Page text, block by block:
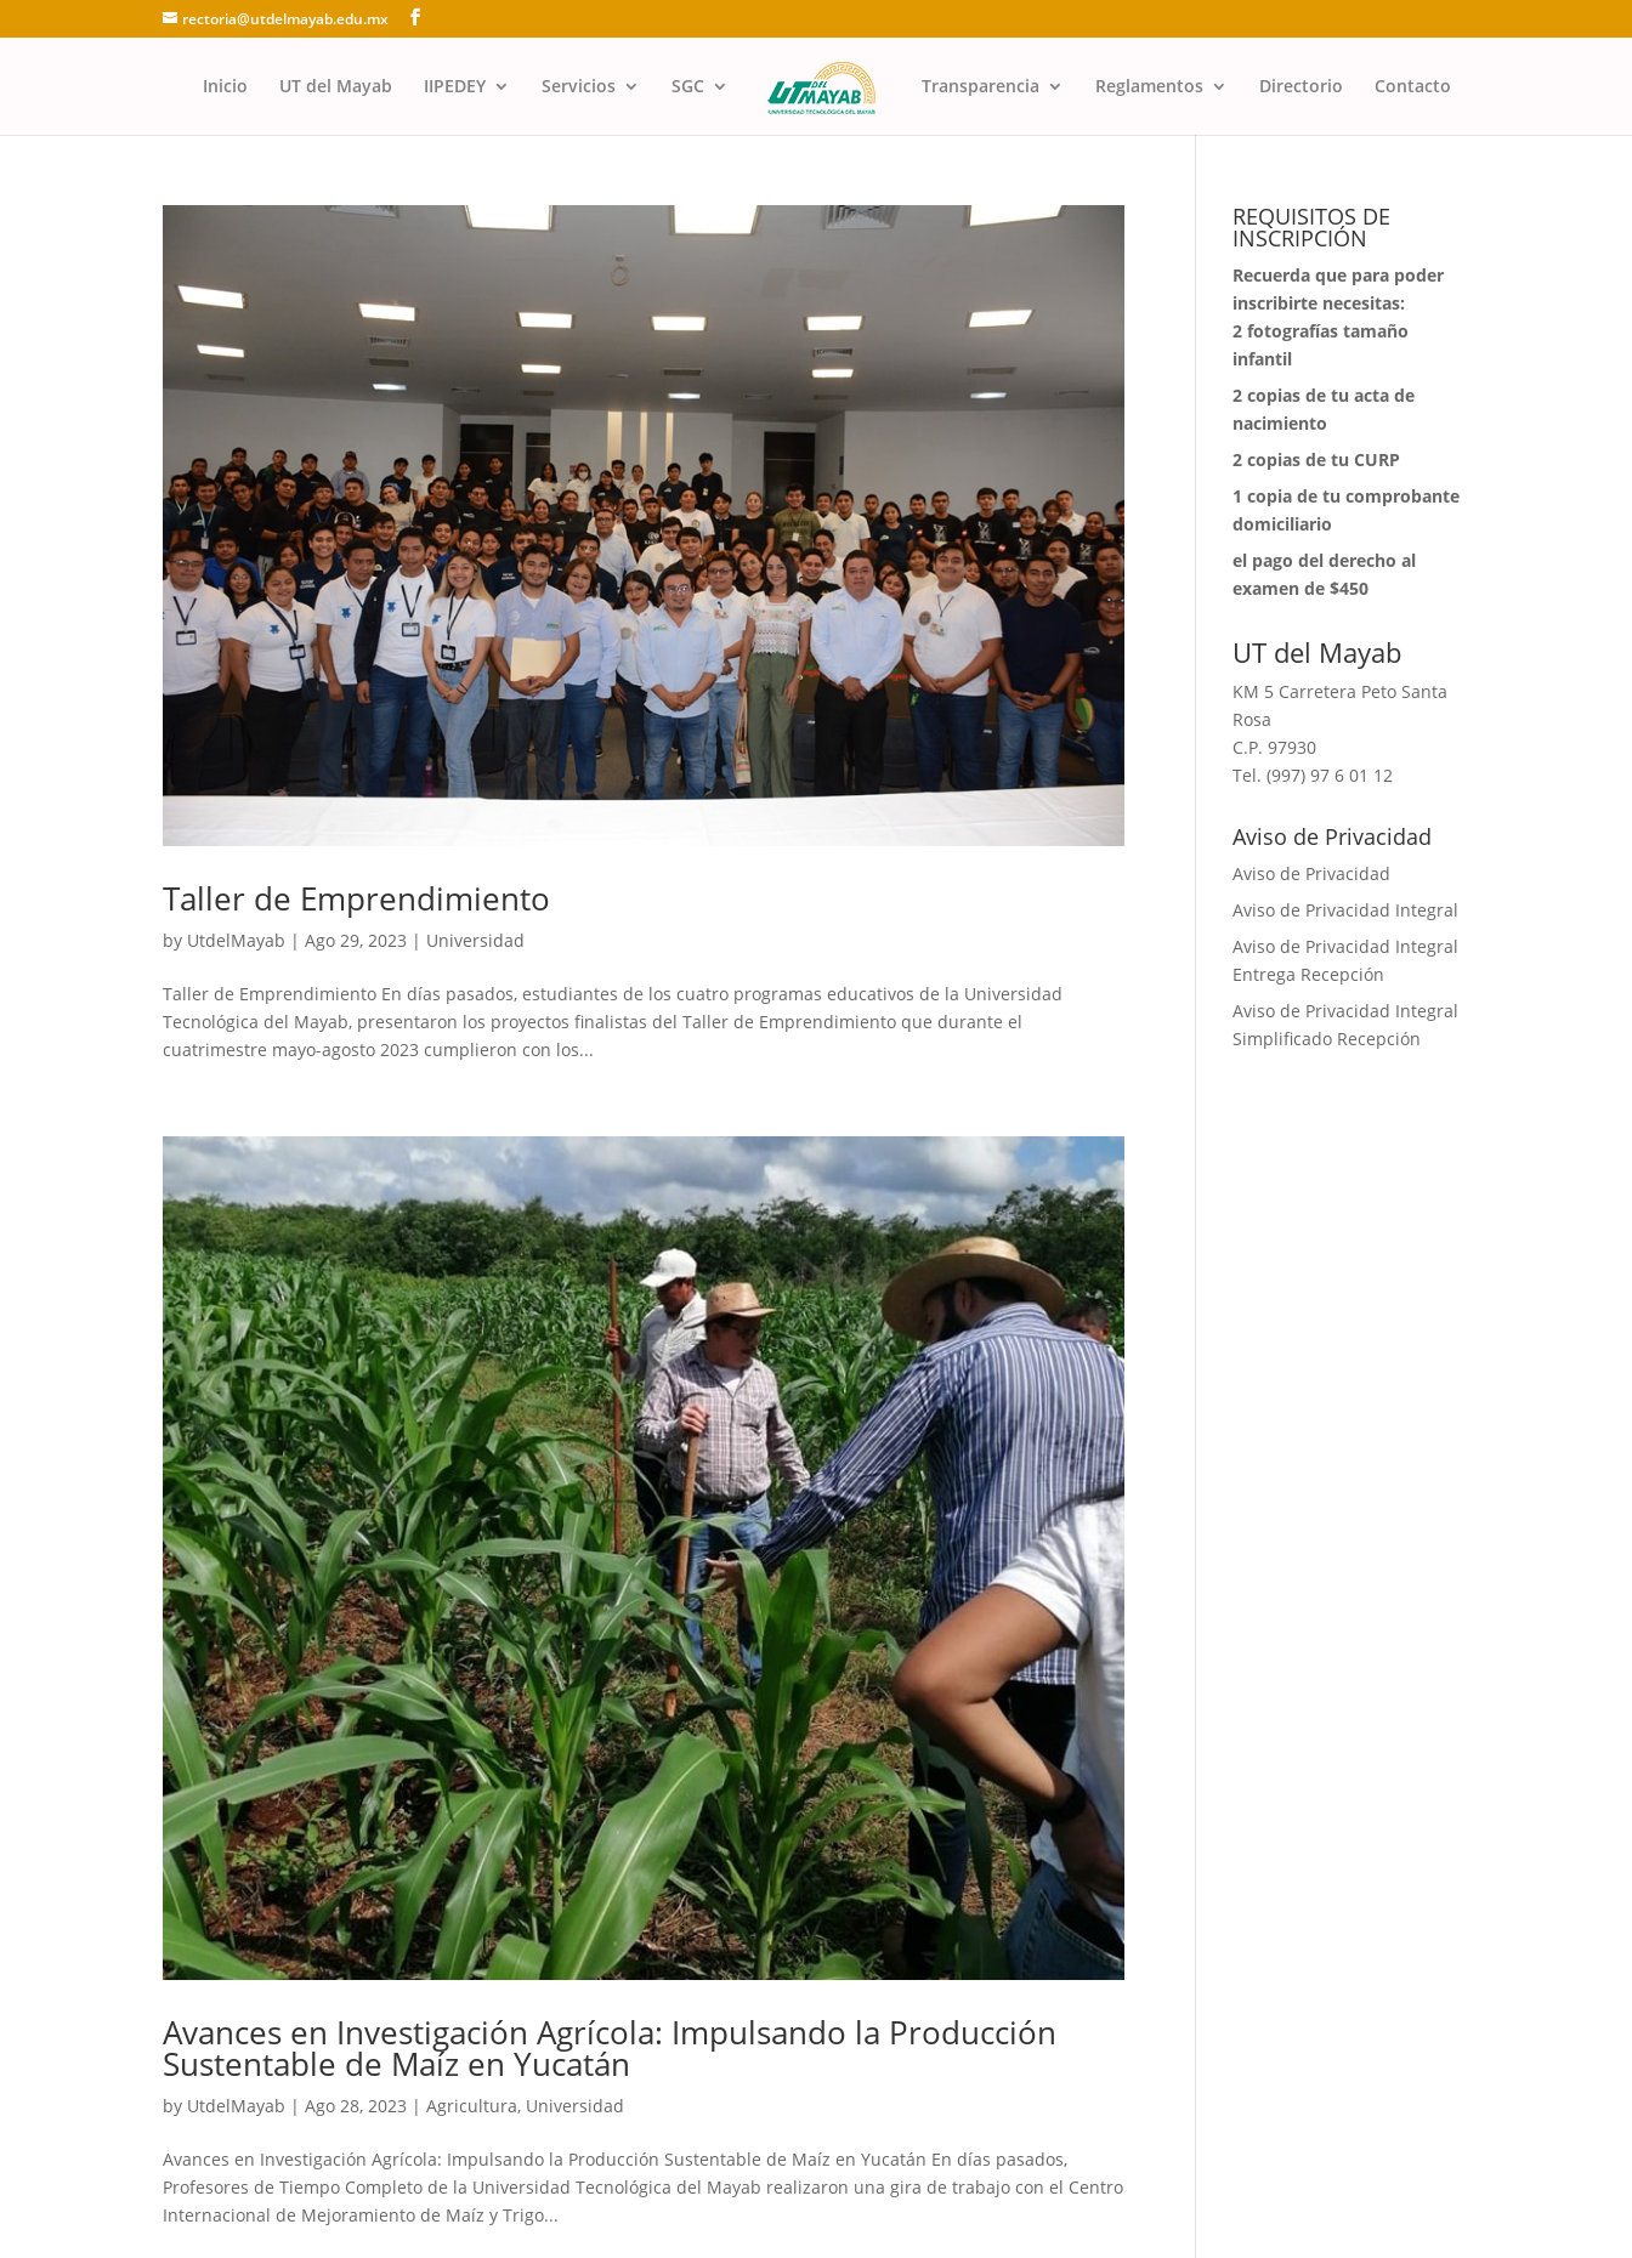
rectoria@utdelmayab.edu.mx
Inicio UT del Mayab IIPEDEY Servicios SGC Transparencia Reglamentos Directorio Contacto
Taller de Emprendimiento
by UtdelMayab |Ago 29, 2023 | Universidad
Taller de Emprendimiento En días pasados, estudiantes de los cuatro programas educativos de la Universidad
Tecnológica del Mayab, presentaron los proyectos finalistas del Taller de Emprendimiento que durante el
cuatrimestre mayo-agosto 2023 cumplieron con los...
Avances en Investigación Agrícola: Impulsando la Producción
Sustentable de Maíz en Yucatán
by UtdelMayab |Ago 28, 2023 |Agricultura, Universidad
Avances en Investigación Agrícola: Impulsando la Producción Sustentable de Maíz en Yucatán En días pasados,
Profesores de Tiempo Completo de la Universidad Tecnológica del Mayab realizaron una gira de trabajo con el Centro
Internacional de Mejoramiento de Maíz y Trigo...
REQUISITOS DE
INSCRIPCIÓN
Recuerda que para poder
inscribirte necesitas:
2 fotografías tamaño
infantil
⁠2 copias de tu acta de
nacimiento
⁠2 copias de tu CURP
⁠1 copia de tu comprobante
domiciliario
⁠el pago del derecho al
examen de $450
UT del Mayab
KM 5 Carretera Peto Santa
Rosa
C.P. 97930
Tel. (997) 97 6 01 12
Aviso de Privacidad
Aviso de Privacidad
Aviso de Privacidad Integral
Aviso de Privacidad Integral
Entrega Recepción
Aviso de Privacidad Integral
Simplificado Recepción